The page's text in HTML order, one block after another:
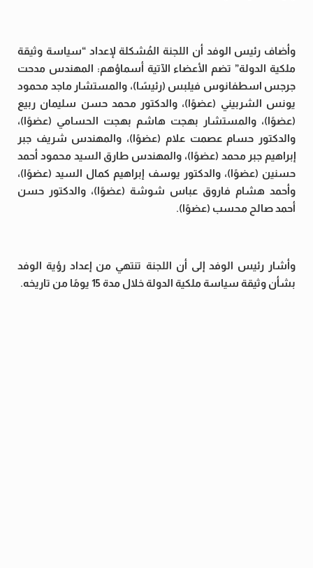
وأضاف رئيس الوفد أن اللجنة المُشكلة لإعداد “سياسة وثيقة
ملكية الدولة” تضم الأعضاء الآتية أسماؤهم: المهندس مدحت
جرجس اسطفانوس فيلبس (رئيسًا)، والمستشار ماجد محمود
يونس الشربيني (عضوًا)، والدكتور محمد حسن سليمان ربيع
(عضوًا)، والمستشار بهجت هاشم بهجت الحسامي (عضوًا)،
والدكتور حسام عصمت علام (عضوًا)، والمهندس شريف جبر
إبراهيم جبر محمد (عضوًا)، والمهندس طارق السيد محمود أحمد
حسنين (عضوًا)، والدكتور يوسف إبراهيم كمال السيد (عضوًا)،
وأحمد هشام فاروق عباس شوشة (عضوًا)، والدكتور حسن
أحمد صالح محسب (عضوًا).
وأشار رئيس الوفد إلى أن اللجنة تنتهي من إعداد رؤية الوفد
بشأن وثيقة سياسة ملكية الدولة خلال مدة 15 يومًا من تاريخه.